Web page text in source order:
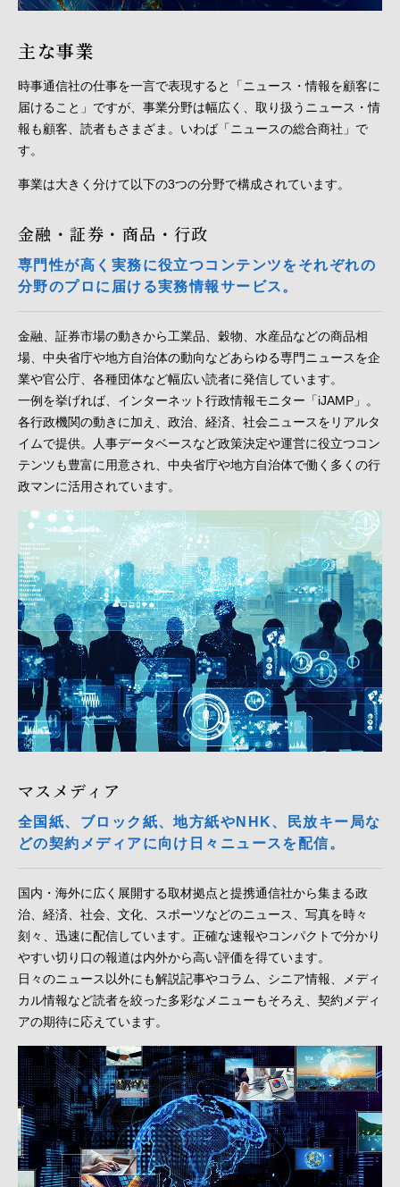
主な事業
時事通信社の仕事を一言で表現すると「ニュース・情報を顧客に
届けること」ですが、事業分野は幅広く、取り扱うニュース・情
報も顧客、読者もさまざま。いわば「ニュースの総合商社」で
す。
事業は大きく分けて以下の3つの分野で構成されています。
金融・証券・商品・行政
専門性が高く実務に役立つコンテンツをそれぞれの
分野のプロに届ける実務情報サービス。
金融、証券市場の動きから工業品、穀物、水産品などの商品相
場、中央省庁や地方自治体の動向などあらゆる専門ニュースを企
業や官公庁、各種団体など幅広い読者に発信しています。
一例を挙げれば、インターネット行政情報モニター「iJAMP」。
各行政機関の動きに加え、政治、経済、社会ニュースをリアルタ
イムで提供。人事データベースなど政策決定や運営に役立つコン
テンツも豊富に用意され、中央省庁や地方自治体で働く多くの行
政マンに活用されています。
マスメディア
全国紙、ブロック紙、地方紙やNHK、民放キー局な
どの契約メディアに向け日々ニュースを配信。
国内・海外に広く展開する取材拠点と提携通信社から集まる政
治、経済、社会、文化、スポーツなどのニュース、写真を時々
刻々、迅速に配信しています。正確な速報やコンパクトで分かり
やすい切り口の報道は内外から高い評価を得ています。
日々のニュース以外にも解説記事やコラム、シニア情報、メディ
カル情報など読者を絞った多彩なメニューもそろえ、契約メディ
アの期待に応えています。